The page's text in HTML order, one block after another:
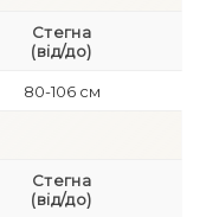
Cтегна
(від/до)
80-106 см
Cтегна
(від/до)